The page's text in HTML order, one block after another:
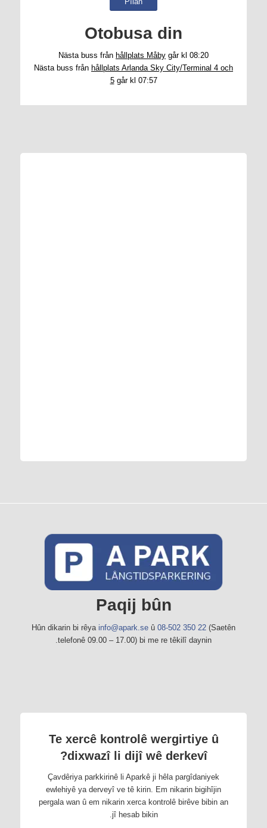
Otobusa din
Nästa buss från hållplats Måby går kl 08:20
Nästa buss från hållplats Arlanda Sky City/Terminal 4 och
5går kl 07:57
Paqij bûn
Hûn dikarin bi rêya info@apark.se û 08-502 350 22 (Saetên
telefonê 09.00 – 17.00) bi me re têkilî daynin.
Te xercê kontrolê wergirtiye û
dixwazî ​​​​li dijî wê derkevî?
Çavdêriya parkkirinê li Aparkê ji hêla pargîdaniyek
ewlehiyê ya derveyî ve tê kirin. Em nikarin bigihîjin
pergala wan û em nikarin xerca kontrolê birêve bibin an
jî hesab bikin.